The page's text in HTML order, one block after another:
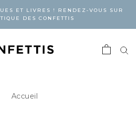
ET LIVRES ! RENDEZ-VOUS SUR
DES CONFETTIS
Accueil